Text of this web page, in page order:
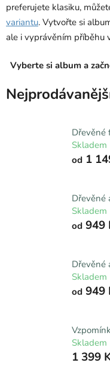
preferujete klasiku,
variantu. Vytvořte si
ale i vyprávěním příběhu
Vyberte si album a
Dřevěné
Skladem
od 1
Dřevěné
Skladem
od 949
Dřevěné
Skladem
od 949
Skladem
1 399